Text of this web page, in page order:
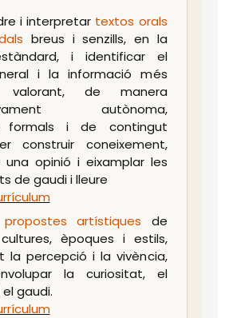
i interpretar textos orals
breus i senzills, en la
i identificar el
i la informació més
valorant, de manera
autònoma,
formals i de contingut
construir coneixement,
una opinió i eixamplar les
de gaudi i lleure
propostes artístiques de
èpoques i estils,
la percepció i la vivència,
la curiositat, el
gaudi.